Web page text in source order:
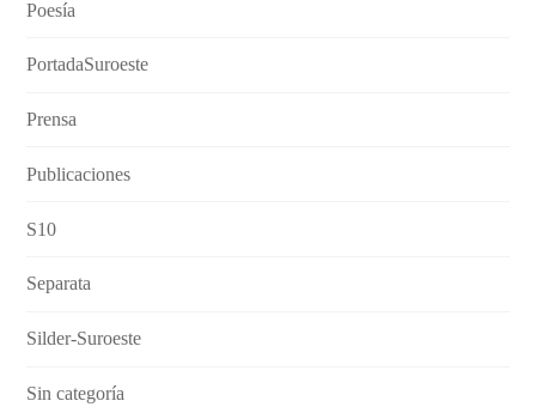
Poesía
PortadaSuroeste
Prensa
Publicaciones
S10
Separata
Silder-Suroeste
Sin categoría